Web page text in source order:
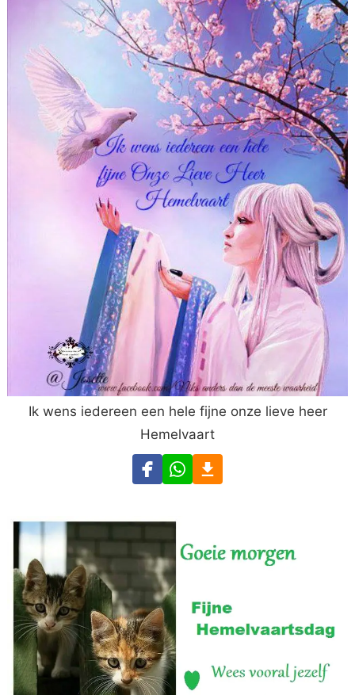
Ik wens iedereen een hele fijne onze lieve heer
Hemelvaart